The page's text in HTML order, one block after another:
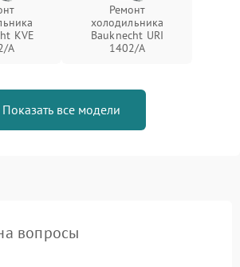
KVE
A
Ремонт
холодильника
Bauknecht URI
1402/A
Показать все модели
вопросы